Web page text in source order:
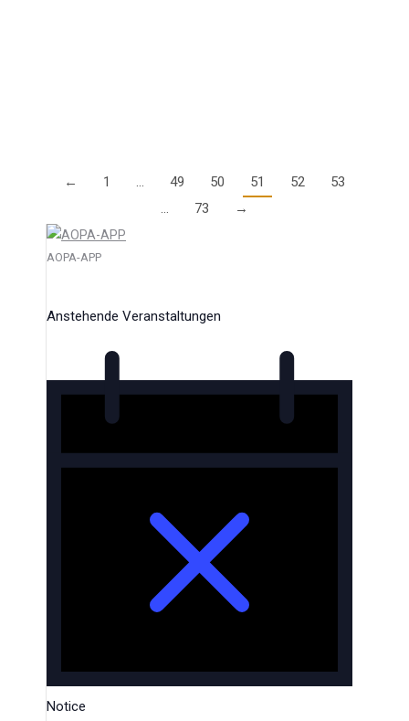
← 1 … 49 50 51 52
53
…
73 →
AOPA-APP
Anstehende Veranstaltungen
Notice